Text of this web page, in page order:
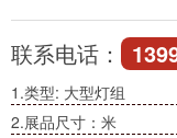
联系电话：
1.类型: 大型灯组
2.展品尺寸：米